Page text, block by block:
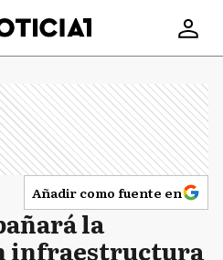
Añadir como fuente en
la
infraestructura